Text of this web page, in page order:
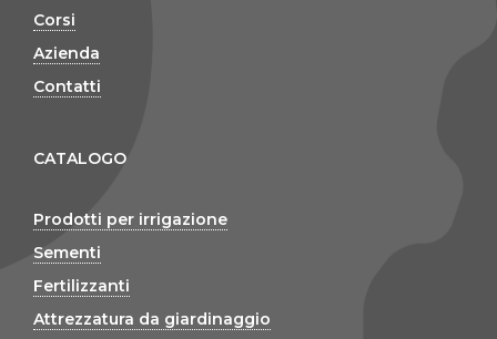
Corsi
Azienda
Contatti
CATALOGO
Prodotti per irrigazione
Sementi
Fertilizzanti
Attrezzatura da giardinaggio